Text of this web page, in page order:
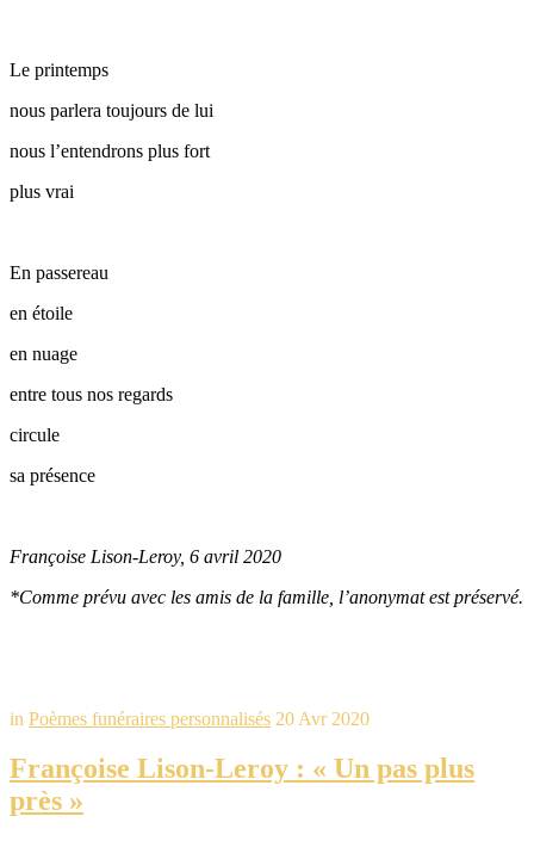
Le printemps
nous parlera toujours de lui
nous l’entendrons plus fort
plus vrai
En passereau
en étoile
en nuage
entre tous nos regards
circule
sa présence
Françoise Lison-Leroy, 6 avril 2020
*Comme prévu avec les amis de la famille, l’anonymat est préservé.
in Poèmes funéraires personnalisés 20 Avr 2020
Françoise Lison-Leroy : « Un pas plus
près »